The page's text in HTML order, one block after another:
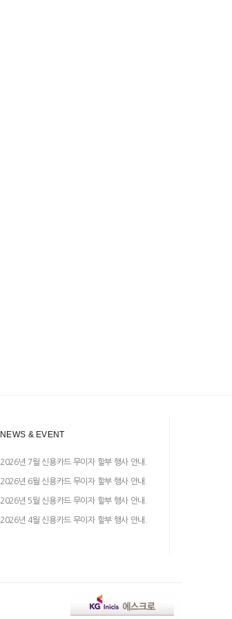
NEWS & EVENT
2026년 7월 신용카드 무이자 할부 행사 안내.
2026년 6월 신용카드 무이자 할부 행사 안내.
2026년 5월 신용카드 무이자 할부 행사 안내.
2026년 4월 신용카드 무이자 할부 행사 안내.